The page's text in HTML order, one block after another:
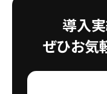
導入
ぜひお気